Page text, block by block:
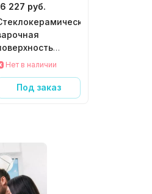
227 руб.
ECS
Нет в наличии
Под заказ